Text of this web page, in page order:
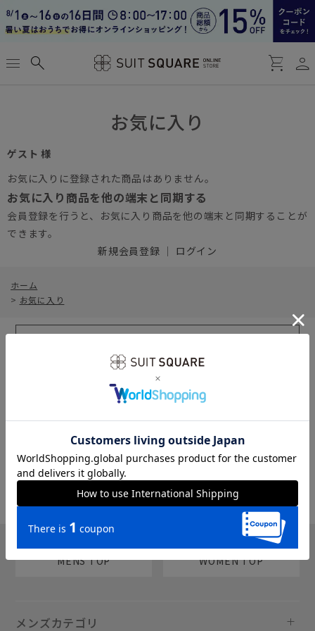
menu search shopping_cart person
お気に入り
ゲスト 様
お気に入りに登録された商品はありません。
お気に入り商品を他の端末と同期する
会員登録を行うと、お気に入り商品を他の端末と同期することが
できます。
新規会員登録 ｜ ログイン
ホーム
> お気に入り
sms
MENS TOP WOMEN TOP
メンズカテゴリ